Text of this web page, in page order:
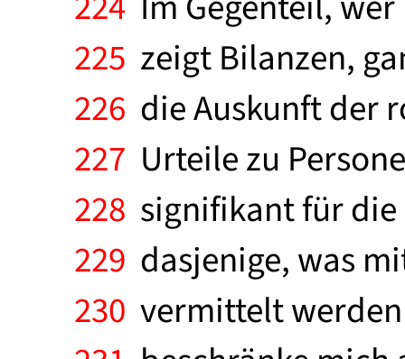
225 zeigt Bilanzen,
226 die Auskunft der
227 Urteile zu
228 signifikant für die
229 dasjenige, was
230 vermittelt